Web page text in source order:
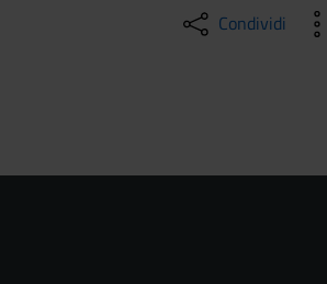
Condividi